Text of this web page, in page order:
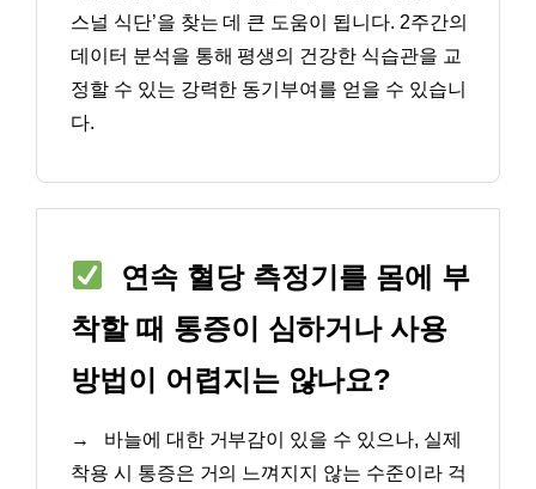
스널 식단’을 찾는 데 큰 도움이 됩니다. 2주간의
데이터 분석을 통해 평생의 건강한 식습관을 교
정할 수 있는 강력한 동기부여를 얻을 수 있습니
다.
연속 혈당 측정기를 몸에 부
착할 때 통증이 심하거나 사용
방법이 어렵지는 않나요?
→
바늘에 대한 거부감이 있을 수 있으나, 실제
착용 시 통증은 거의 느껴지지 않는 수준이라 걱